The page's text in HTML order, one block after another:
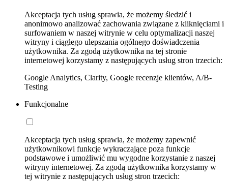
Akceptacja tych usług sprawia, że możemy śledzić i
anonimowo analizować zachowania związane z kliknięciami i
surfowaniem w naszej witrynie w celu optymalizacji naszej
witryny i ciągłego ulepszania ogólnego doświadczenia
użytkownika. Za zgodą użytkownika na tej stronie
internetowej korzystamy z następujących usług stron trzecich:
Google Analytics, Clarity, Google recenzje klientów, A/B-
Testing
Funkcjonalne
Akceptacja tych usług sprawia, że możemy zapewnić
użytkownikowi funkcje wykraczające poza funkcje
podstawowe i umożliwić mu wygodne korzystanie z naszej
witryny internetowej. Za zgodą użytkownika korzystamy w
tej witrynie z następujących usług stron trzecich: